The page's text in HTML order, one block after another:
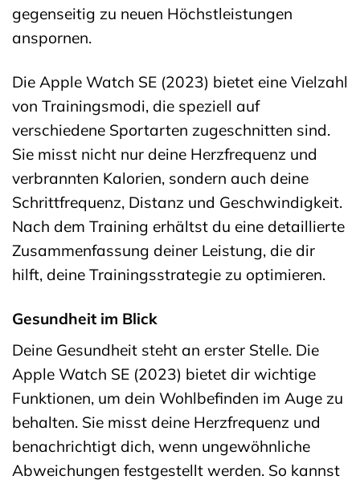
gegenseitig zu neuen Höchstleistungen
anspornen.
Die Apple Watch SE (2023) bietet eine Vielzahl
von Trainingsmodi, die speziell auf
verschiedene Sportarten zugeschnitten sind.
Sie misst nicht nur deine Herzfrequenz und
verbrannten Kalorien, sondern auch deine
Schrittfrequenz, Distanz und Geschwindigkeit.
Nach dem Training erhältst du eine detaillierte
Zusammenfassung deiner Leistung, die dir
hilft, deine Trainingsstrategie zu optimieren.
Gesundheit im Blick
Deine Gesundheit steht an erster Stelle. Die
Apple Watch SE (2023) bietet dir wichtige
Funktionen, um dein Wohlbefinden im Auge zu
behalten. Sie misst deine Herzfrequenz und
benachrichtigt dich, wenn ungewöhnliche
Abweichungen festgestellt werden. So kannst